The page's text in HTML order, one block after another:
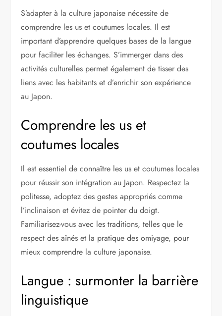
S’adapter à la culture japonaise nécessite de
comprendre les us et coutumes locales. Il est
important d’apprendre quelques bases de la langue
pour faciliter les échanges. S’immerger dans des
activités culturelles permet également de tisser des
liens avec les habitants et d’enrichir son expérience
au Japon.
Comprendre les us et
coutumes locales
Il est essentiel de connaître les us et coutumes locales
pour réussir son intégration au Japon. Respectez la
politesse, adoptez des gestes appropriés comme
l’inclinaison et évitez de pointer du doigt.
Familiarisez-vous avec les traditions, telles que le
respect des aînés et la pratique des omiyage, pour
mieux comprendre la culture japonaise.
Langue : surmonter la barrière
linguistique